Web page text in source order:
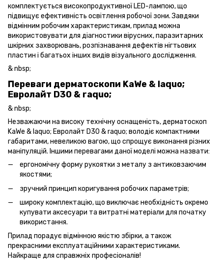
комплектується високопродуктивної LED-лампою, що
підвищує ефективність освітлення робочої зони. Завдяки
відмінним робочим характеристикам, прилад можна
використовувати для діагностики вірусних, паразитарних
шкірних захворювань, розпізнавання дефектів нігтьових
пластин і багатьох інших видів візуального дослідження.
& nbsp;
Переваги дерматоскопи KaWe & laquo;
Евролайт D30 & raquo;
& nbsp;
Незважаючи на високу технічну оснащеність, дерматоскоп
KaWe & laquo; Евролайт D30 & raquo; володіє компактними
габаритами, невеликою вагою, що спрощує виконання різних
маніпуляцій. Іншими перевагами даної моделі можна назвати:
ергономічну форму рукоятки з металу з антиковзаючим
якостями;
зручний принцип коригування робочих параметрів;
широку комплектацію, що виключає необхідність окремо
купувати аксесуари та витратні матеріали для початку
використання.
Прилад порадує відмінною якістю збірки, а також
прекрасними експлуатаційними характеристиками.
Найкраще для справжніх професіоналів!